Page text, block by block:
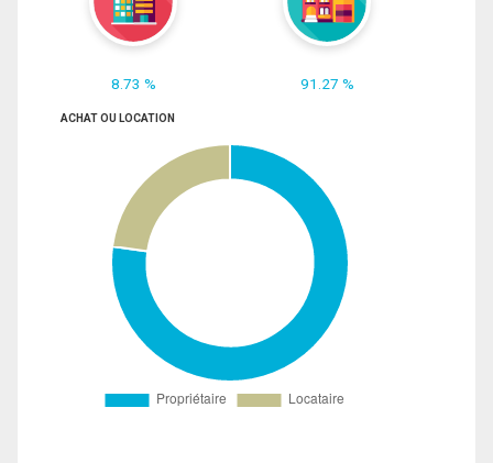
8.73 % 91.27 %
ACHAT OU LOCATION